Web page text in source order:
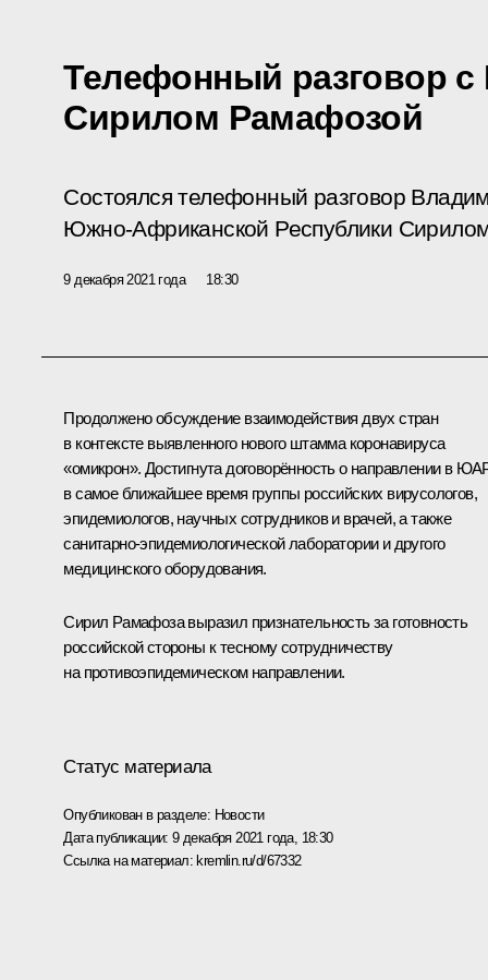
Телефонный разговор
Сирилом Рамафозой
Состоялся телефонный разговор
Южно-Африканской Республики
9 декабря 2021 года 18:30
Продолжено обсуждение взаимодействия двух стран
в контексте выявленного нового штамма коронавируса
«омикрон». Достигнута договорённость о направлении в
в самое ближайшее время группы российских вирусологов,
эпидемиологов, научных сотрудников и врачей, а также
санитарно-эпидемиологической лаборатории и другого
медицинского оборудования.
Сирил Рамафозавыразил признательность за готовность
российской стороны к тесному сотрудничеству
на противоэпидемическом направлении.
Статус материала
Опубликован в разделе: Новости
Дата публикации:9 декабря 2021 года, 18:30
Ссылка на материал: kremlin.ru/d/67332